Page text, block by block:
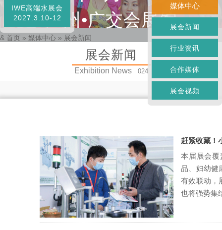
广州•广交会展馆
IWE高端水展会
2027.3.10-12
& 首页 » 媒体中心 » 展会新闻
展会新闻
Exhibition News 024
赶紧收藏！
本届展会
品、妇幼健
有效联动，
也将强势集
媒体中心
展会新闻
行业资讯
合作媒体
展会视频